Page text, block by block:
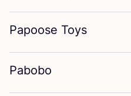
Papoose Toys
Pabobo